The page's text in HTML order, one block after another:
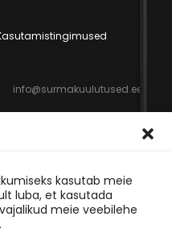
kasutab meie
luba, et kasutada
meie veebilehe
info@surmakuulutused.ee